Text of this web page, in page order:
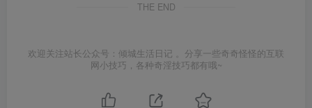
THE END
欢迎关注站长公众号：倾城生活日记 。分享一些奇奇怪怪的互联
网小技巧，各种奇淫技巧都有哦~